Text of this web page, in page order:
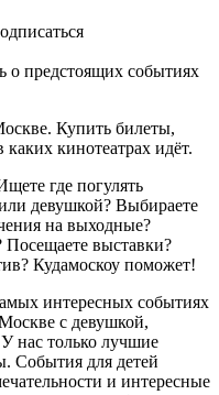
о предстоящих событиях
Купить билеты,
кинотеатрах идёт.
где погулять
девушкой? Выбираете
на выходные?
выставки?
Кудамоскоу поможет!
интересных событиях
с девушкой,
нас только лучшие
События для детей
и интересные